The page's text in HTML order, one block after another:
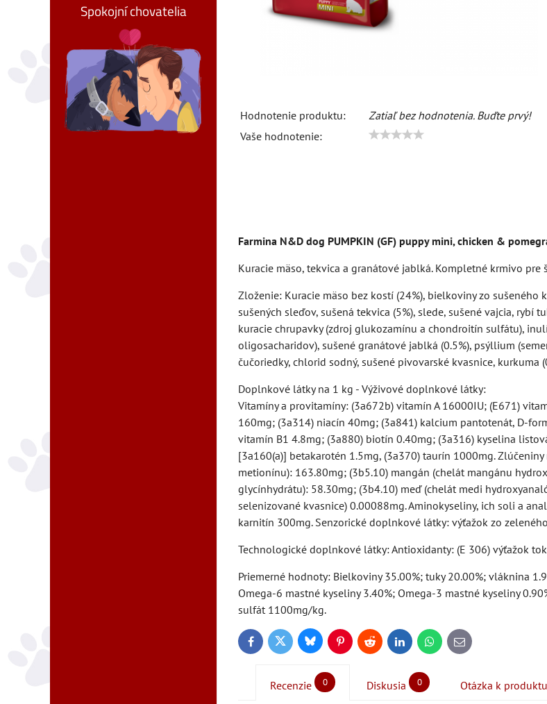
Hodnotenie produktu:
Zatiaľ bez hodnotenia. Buďte prvý!
Vaše hodnotenie:
Farmina N&D dog PUMPKIN (GF) puppy mini, chicken &
Kuracie mäso, tekvica a granátové jablká. Kompletné krmivo
Zloženie: Kuracie mäso bez kostí (24%), bielkoviny zo
sušených sleďov, sušená tekvica (5%), slede, sušené vajcia, rybí
kuracie chrupavky (zdroj glukozamínu a chondroitín sulfátu),
oligosacharidov), sušené granátové jablká (0.5%), psýllium
čučoriedky, chlorid sodný, sušené pivovarské kvasnice, kurkuma
Doplnkové látky na 1 kg - Výživové doplnkové látky:
Vitamíny a provitamíny: (3a672b) vitamín A 16000IU; (E671)
160mg; (3a314) niacín 40mg; (3a841) kalcium pantotenát, D-
vitamín B1 4.8mg; (3a880) biotín 0.40mg; (3a316) kyselina
[3a160(a)] betakarotén 1.5mg, (3a370) taurín 1000mg.
metionínu): 163.80mg; (3b5.10) mangán (chelát mangánu
glycínhydrátu): 58.30mg; (3b4.10) meď (chelát medi
selenizované kvasnice) 0.00088mg. Aminokyseliny, ich soli a
karnitín 300mg. Senzorické doplnkové látky: výťažok zo
Technologické doplnkové látky: Antioxidanty: (E 306) výťažok
Priemerné hodnoty: Bielkoviny 35.00%; tuky 20.00%; vláknina
Omega-6 mastné kyseliny 3.40%; Omega-3 mastné kyseliny
sulfát 1100mg/kg.
FacebookTwitter BlueskyPinterestReddit LinkedInWhatsApp
E-
mail
Recenzie 0 Diskusia 0 Otázka k produktu
Spokojní chovatelia